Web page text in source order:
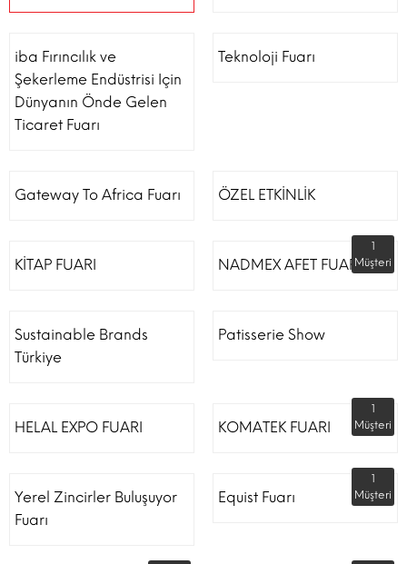
iba Fırıncılık ve
Şekerleme Endüstrisi Için
Dünyanın Önde Gelen
Ticaret Fuarı
Teknoloji Fuarı
Gateway To Africa Fuarı ÖZEL ETKİNLİK
KİTAP FUARI NADMEX AFET FUARI
1
Müşteri
Sustainable Brands
Türkiye
Patisserie Show
HELAL EXPO FUARI KOMATEK FUARI
1
Müşteri
Yerel Zincirler Buluşuyor
Fuarı
Equist Fuarı
1
Müşteri